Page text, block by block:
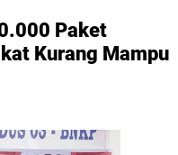
Paket
Kurang Mampu